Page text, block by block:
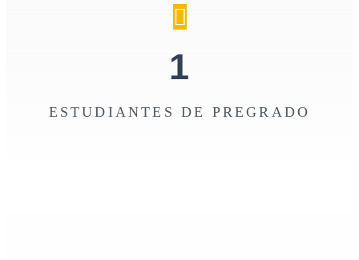
1
ESTUDIANTES DE PREGRADO